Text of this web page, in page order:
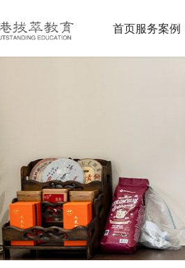
首页服务案例